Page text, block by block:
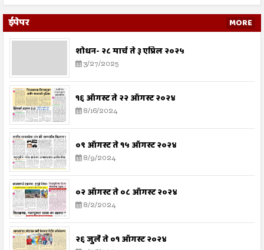
ईपेपर MORE
शोधन- २८ मार्च ते ३ एप्रिल २०२५
3/27/2025
१६ ऑगस्ट ते २२ ऑगस्ट २०२४
8/16/2024
०९ ऑगस्ट ते १५ ऑगस्ट २०२४
8/9/2024
०२ ऑगस्ट ते ०८ ऑगस्ट २०२४
8/2/2024
२६ जुलै ते ०१ ऑगस्ट २०२४